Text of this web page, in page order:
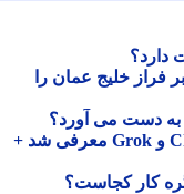
خلیج عمان را
دست می آورد؟
ساعت هوشمند رولمی مجهز به ChatGPT و Grok معرفی شد +
کار کجاست؟